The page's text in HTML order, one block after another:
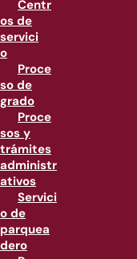
Centr
os de
servici
o
Proce
so de
grado
Proce
sos y
trámites
administr
ativos
Servici
o de
parquea
dero